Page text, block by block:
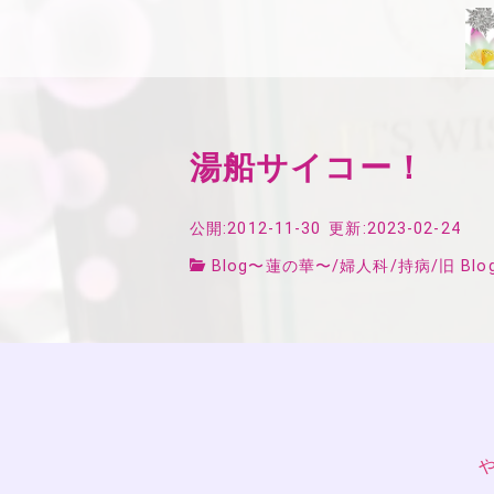
湯船サイコー！
公開:2012-11-30 更新:2023-02-24
Blog〜蓮の華〜/婦人科/持病/ 旧